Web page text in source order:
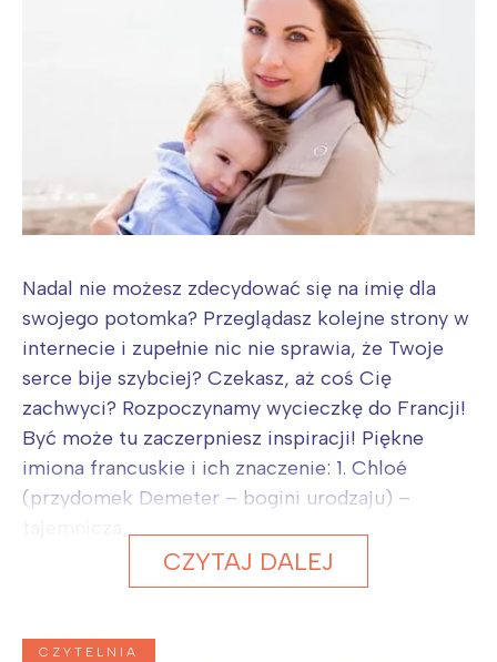
Nadal nie możesz zdecydować się na imię dla
swojego potomka? Przeglądasz kolejne strony w
internecie i zupełnie nic nie sprawia, że Twoje
serce bije szybciej? Czekasz, aż coś Cię
zachwyci? Rozpoczynamy wycieczkę do Francji!
Być może tu zaczerpniesz inspiracji! Piękne
imiona francuskie i ich znaczenie: 1. Chloé
(przydomek Demeter – bogini urodzaju) –
CZYTAJ DALEJ
CZYTELNIA